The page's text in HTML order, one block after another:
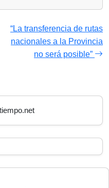
“La transferencia de rutas
nacionales a la Provincia
no será posible”